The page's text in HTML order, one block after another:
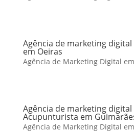
Agência de marketing
em Oeiras
Agência de Marketing Digital
Agência de marketing digital
Acupunturista em
Agência de Marketing Digital